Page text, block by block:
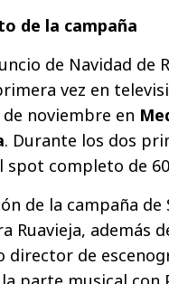
de la campaña
de Navidad de
vez en
noviembre en
. Durante los dos
spot completo de
de la campaña de
Ruavieja, además
director de